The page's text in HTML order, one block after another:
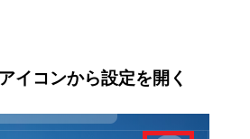
イコンから設定を開く